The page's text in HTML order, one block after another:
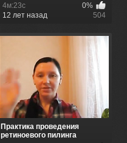
4м:23с
0%
12 лет назад
504
Практика проведения
ретиноевого пилинга